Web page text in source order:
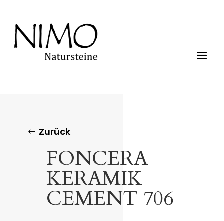
Zurück
FONCERA
KERAMIK
CEMENT 706